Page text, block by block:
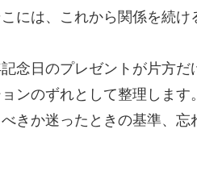
には、これから関係を続け
念日のプレゼントが片方
ンのずれとして整理しま
きか迷ったときの基準、